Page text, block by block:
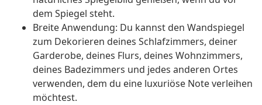
dem Spiegel steht.
Breite Anwendung: Du kannst den Wandspiegel
zum Dekorieren deines Schlafzimmers, deiner
Garderobe, deines Flurs, deines Wohnzimmers,
deines Badezimmers und jedes anderen Ortes
verwenden, dem du eine luxuriöse Note verleihen
möchtest.